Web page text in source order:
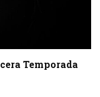
Temporada